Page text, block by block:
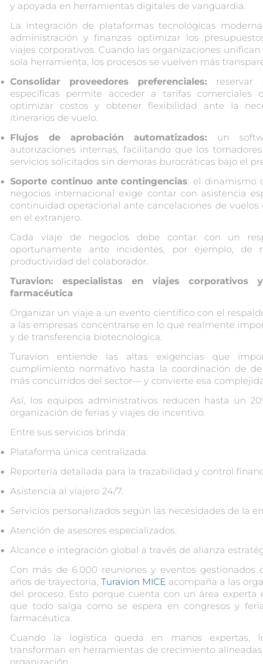
y apoyada en herramientas digitales de vanguardia.
La integración de plataformas tecnológicas
administración y finanzas optimizar los
viajes corporativos. Cuando las organizaciones
sola herramienta, los procesos se vuelven más
Consolidar proveedores preferenciales: reservar
específicas permite acceder a tarifas comerciales
optimizar costos y obtener flexibilidad ante la
itinerarios de vuelo.
Flujos de aprobación automatizados: un
autorizaciones internas, facilitando que los
servicios solicitados sin demoras burocráticas bajo el
Soporte continuo ante contingencias: el dinamismo
negocios internacional exige contar con asistencia
continuidad operacional ante cancelaciones de
en el extranjero.
Cada viaje de negocios debe contar con un
oportunamente ante incidentes, por ejemplo, de
productividad del colaborador.
Turavion: especialistas enviajes corporativos y
farmacéutica
Organizar un viaje a un evento científico con el
a las empresas concentrarse en lo que realmente
y de transferencia biotecnológica.
Turavion entiende las altas exigencias que
cumplimiento normativo hasta la coordinación de
más concurridos del sector— y convierte esa
Así, los equipos administrativos reducen hasta un
organización de ferias y viajes de incentivo.
Entre sus servicios brinda:
Plataforma única centralizada.
Reportería detallada para la trazabilidad y control
Asistencia al viajero 24/7.
Servicios personalizados según las necesidades de la
Atención de asesores especializados.
Alcance e integración global a través de alianza
Con más de 6.000 reuniones y eventos gestionados
años de trayectoria,Turavion MICE acompaña a las
del proceso. Esto porque cuenta con un área experta
que todo salga como se espera en congresos y
farmacéutica.
Cuando la logística queda en manos expertas,
transforman en herramientas de crecimiento
organización.